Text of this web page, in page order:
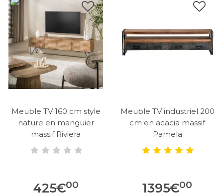
Meuble TV 160 cm style
nature en manguier
massif Riviera
425€00
Meuble TV industriel 200
cm en acacia massif
Pamela
1395€00